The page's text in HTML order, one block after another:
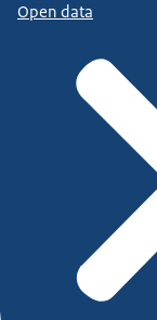
Open data